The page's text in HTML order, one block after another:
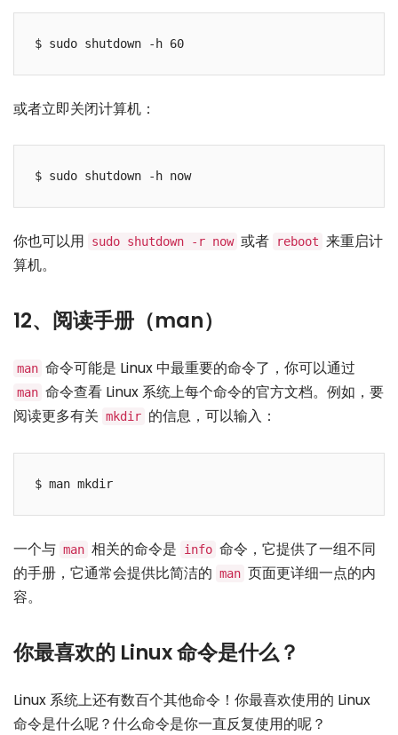
或者立即关闭计算机：
$ sudo shutdown -h now
你也可以用 sudo shutdown -r now 或者 reboot 来重启计
算机。
12、阅读手册（man）
man 命令可能是 Linux 中最重要的命令了，你可以通过
man 命令查看 Linux 系统上每个命令的官方文档。例如，要
阅读更多有关 mkdir 的信息，可以输入：
一个与 man 相关的命令是 info 命令，它提供了一组不同
的手册，它通常会提供比简洁的 man 页面更详细一点的内
容。
你最喜欢的 Linux 命令是什么？
Linux 系统上还有数百个其他命令！你最喜欢使用的 Linux
命令是什么呢？什么命令是你一直反复使用的呢？